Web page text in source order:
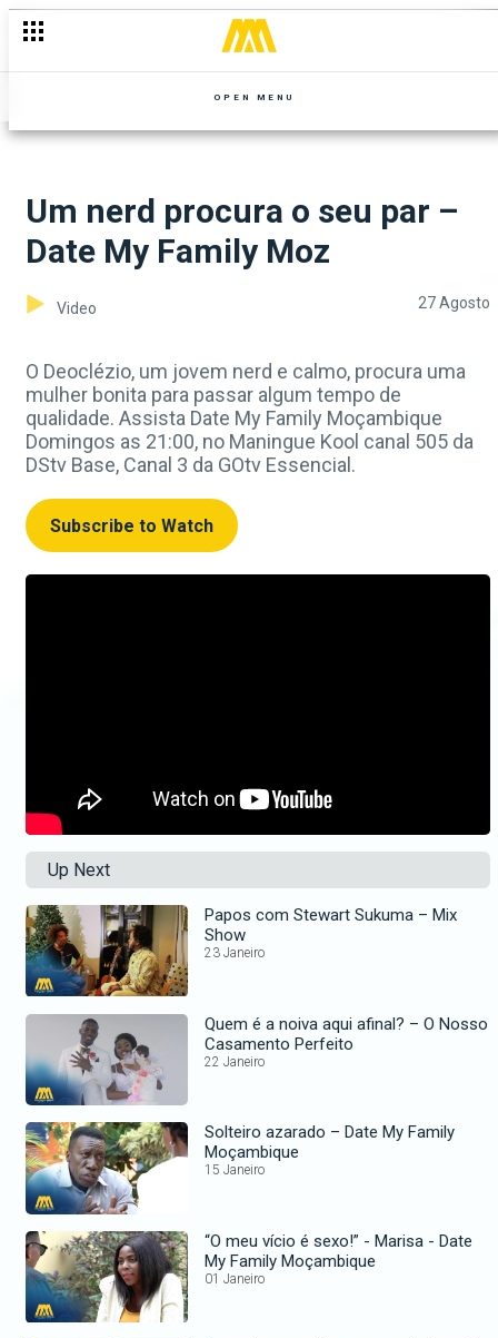
OPEN MENU
Um nerd procura o seu par –
Date My Family Moz
Video 27 Agosto
O Deoclézio, um jovem nerd e calmo, procura uma
mulher bonita para passar algum tempo de
qualidade. Assista Date My Family Moçambique
Domingos as 21:00, no Maningue Kool canal 505 da
DStv Base, Canal 3 da GOtv Essencial.
Subscribe to Watch
Up Next
Papos com Stewart Sukuma – Mix
Show
23 Janeiro
Quem é a noiva aqui afinal? – O Nosso
Casamento Perfeito
22 Janeiro
Solteiro azarado – Date My Family
Moçambique
15 Janeiro
“O meu vício é sexo!” - Marisa - Date
My Family Moçambique
01 Janeiro